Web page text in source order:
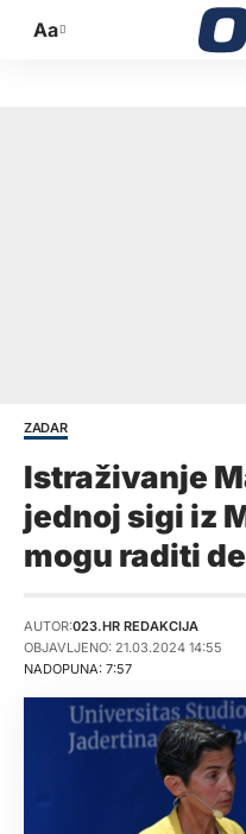
Promijeni
Aa
ZADAR
Istraživanje
jednoj sigi iz
mogu raditi
NADOPUNA: 7:57
AUTOR:023.HR REDAKCIJA
OBJAVLJENO: 21.03.2024 14:55